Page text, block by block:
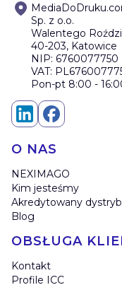
Sp. z o.o.
Walentego
40-203, Katowice
NIP: 6760077750
VAT:
Pon-pt 8:00 -
Linki w stopce
O NAS
NEXIMAGO
Kim jesteśmy
Akredytowany
Blog
OBSŁUGA
Kontakt
Profile ICC